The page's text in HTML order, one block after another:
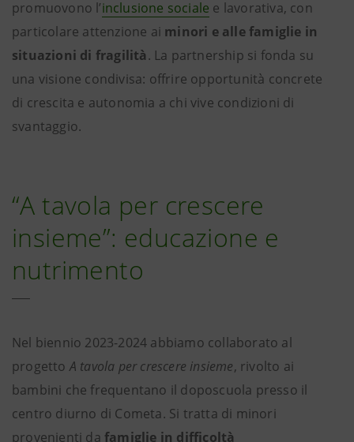
promuovono l’inclusione sociale e lavorativa, con
particolare attenzione ai minori e alle famiglie in
situazioni di fragilità. La partnership si fonda su
una visione condivisa: offrire opportunità concrete
di crescita e autonomia a chi vive condizioni di
svantaggio.
“A tavola per crescere
insieme”: educazione e
nutrimento
Nel biennio 2023-2024 abbiamo collaborato al
progettoA tavola per crescere insieme, rivolto ai
bambini che frequentano il doposcuola presso il
centro diurno di Cometa. Si tratta di minori
provenienti da famiglie in difficoltà